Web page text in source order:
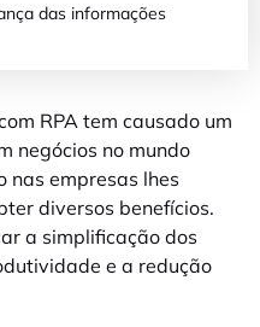
das informações
RPA tem causado um
negócios no mundo
nas empresas lhes
diversos benefícios.
a simplificação dos
e a redução